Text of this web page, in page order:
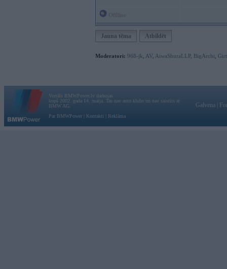
Jauna tēma Atbildēt
Moderatori: 968-jk AV AiwaShuraLLP, BigArchi
Vortāls BMWPower.lv darbojas
kopš 2002. gada 14. maija. Tas nav auto klubs un nav saistīts ar
BMW AG.
Par BMWPower
Kontakti Reklāma
Galvena